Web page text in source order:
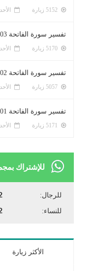
الأحد 13 شعبان 1447ﻫ 1-2-2026م
تفسير سورة الفاتحة 03
الأحد 13 شعبان 1447ﻫ 1-2-2026م
تفسير سورة الفاتحة 02
الأحد 13 شعبان 1447ﻫ 1-2-2026م
تفسير سورة الفاتحة 01 - المقدمة
الأحد 13 شعبان 1447ﻫ 1-2-2026م
للإشتراك
للرجال:
للنساء:
الأكثر زيارة